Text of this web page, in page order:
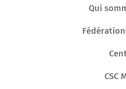
Qui
CSC